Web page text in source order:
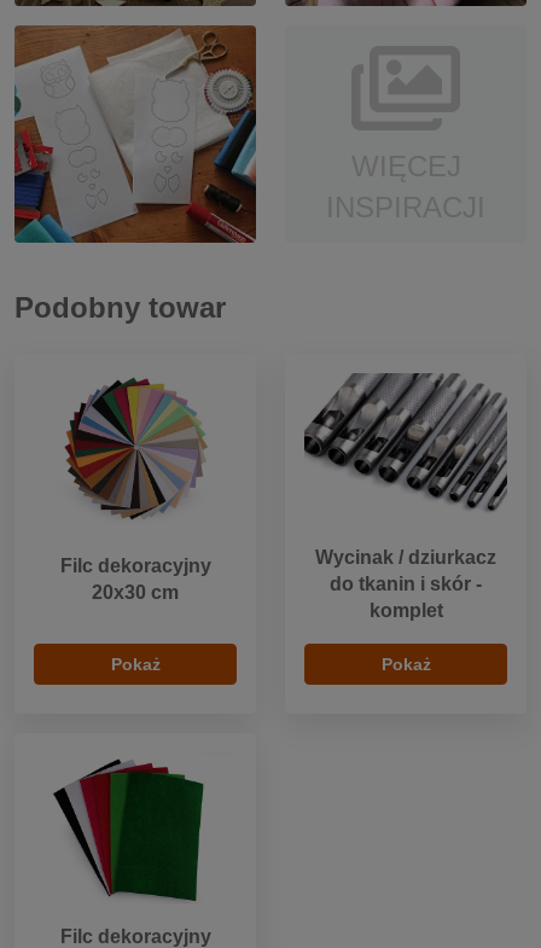
Podobny towar
Filc dekoracyjny
20x30 cm
Pokaż
Wycinak / dziurkacz
do tkanin i skór -
komplet
Pokaż
Filc dekoracyjny